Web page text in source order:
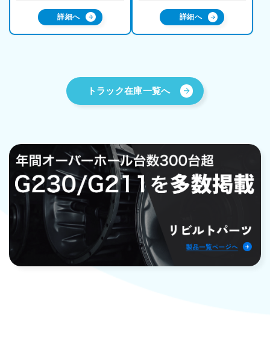
詳細へ 詳細へ
トラック在庫一覧へ